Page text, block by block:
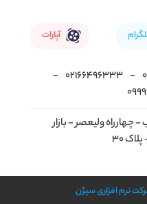
آپارات
-
02166496333
-
- چهارراه ولیعصر - بازار
30
نرم افزاری سیژن